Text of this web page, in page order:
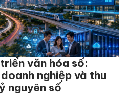
văn hóa số:
nghiệp và thu
nguyên số